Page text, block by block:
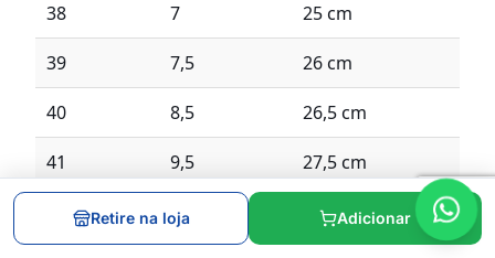
38 7 25 cm
39 7,5 26 cm
40 8,5 26,5 cm
41 9,5 27,5 cm
10 28 cm
Retire na loja Adicionar